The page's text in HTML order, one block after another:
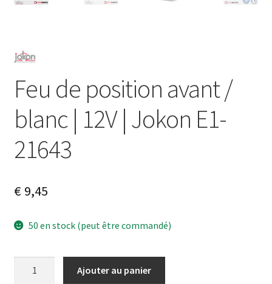
Feu de position avant /
blanc | 12V | Jokon E1-
21643
€9,45
50 en stock (peut être commandé)
Ajouter au panier